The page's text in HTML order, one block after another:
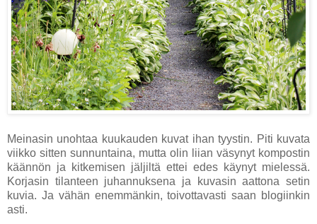
Meinasin unohtaa kuukauden kuvat ihan tyystin. Piti kuvata
viikko sitten sunnuntaina, mutta olin liian väsynyt kompostin
käännön ja kitkemisen jäljiltä ettei edes käynyt mielessä.
Korjasin tilanteen juhannuksena ja kuvasin aattona setin
kuvia. Ja vähän enemmänkin, toivottavasti saan blogiinkin
asti.